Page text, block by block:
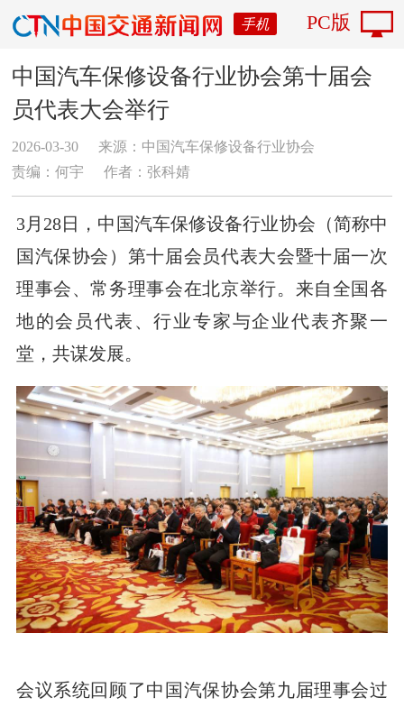
手机 PC版
中国汽车保修设备行业协会第十届会
员代表大会举行
2026-03-30
来源：中国汽车保修设备行业协会
责编：何宇
作者：张科婧
3月28日，中国汽车保修设备行业协会（简称中
国汽保协会）第十届会员代表大会暨十届一次
理事会、常务理事会在北京举行。来自全国各
地的会员代表、行业专家与企业代表齐聚一
堂，共谋发展。
会议系统回顾了中国汽保协会第九届理事会过